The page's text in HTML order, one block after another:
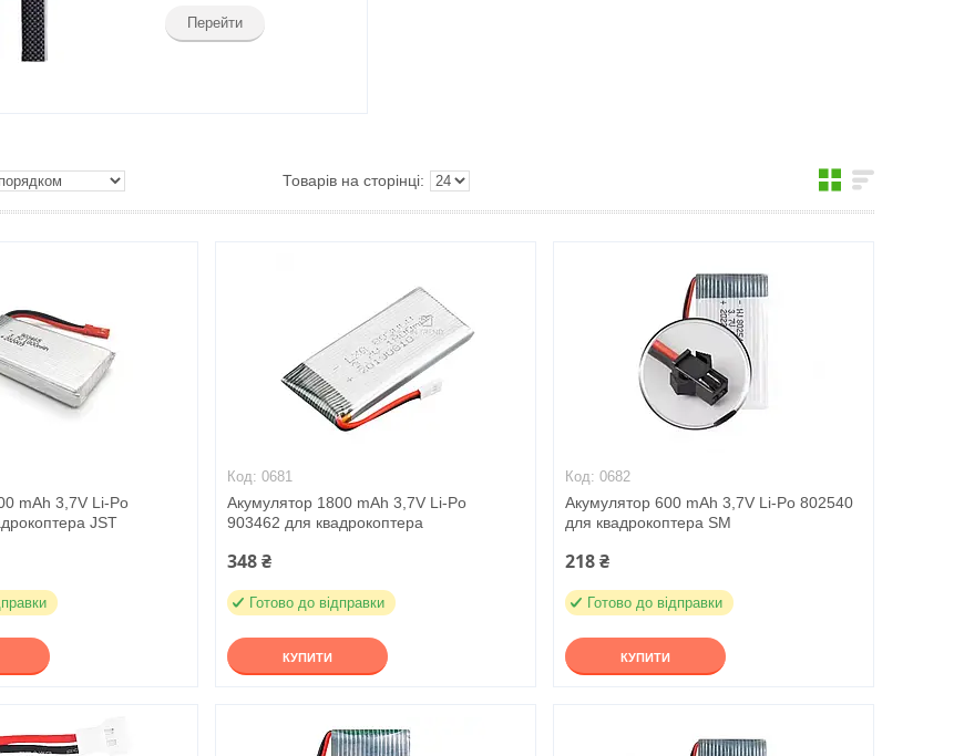
Перейти
mAh 3,7V Li-Po
JST
0681
Акумулятор 1800 mAh 3,7V Li-Po
903462 для квадрокоптера
348 ₴
Готово до відправки
КУПИТИ
0682
Акумулятор 600 mAh 3,7V Li-Po 802540
для квадрокоптера SM
218 ₴
Готово до відправки
КУПИТИ